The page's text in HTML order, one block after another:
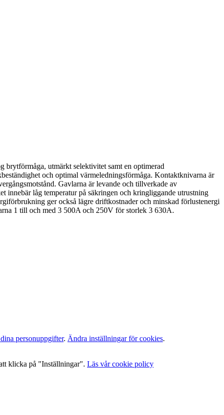
utmärkt selektivitet samt en optimerad
och optimal värmeledningsförmåga. Kontaktknivarna är
Gavlarna är levande och tillverkade av
innebär låg temperatur på säkringen och kringliggande utrustning
ger också lägre driftkostnader och minskad förlustenergi
1 till och med 3 500A och 250V för storlek 3 630A.
personuppgifter. Ändra inställningar för cookies.
klicka på "Inställningar". Läs vår cookie policy